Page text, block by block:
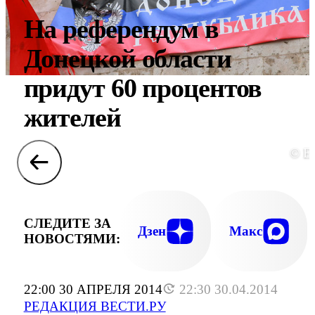
22:00 30 АПРЕЛЯ 2014
22:30 30.04.2014
РЕДАКЦИЯ ВЕСТИ.РУ
На референдум в
Донецкой области
придут 60 процентов
жителей
©
СЛЕДИТЕ ЗА
НОВОСТЯМИ:
Дзен Макс